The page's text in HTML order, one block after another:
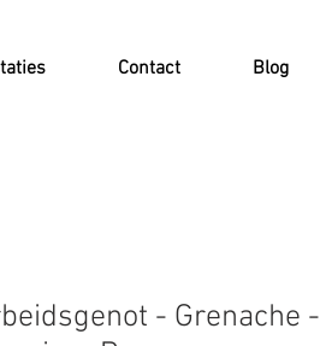
Contact Blog
- Grenache -